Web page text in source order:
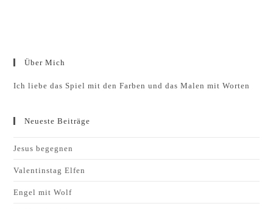
Über Mich
Ich liebe das Spiel mit den Farben und das Malen mit Worten
Neueste Beiträge
Jesus begegnen
Valentinstag Elfen
Engel mit Wolf